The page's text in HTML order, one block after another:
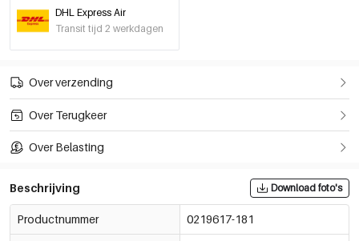
DHL Express Air
Transit tijd 2 werkdagen
Over verzending
Over Terugkeer
Over Belasting
Beschrijving Download foto's
Productnummer 0219617-181